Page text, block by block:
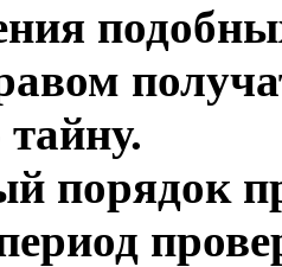
порядок